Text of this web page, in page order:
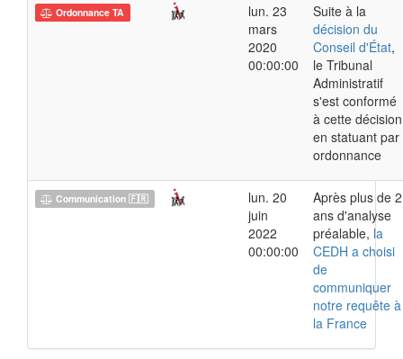
Ordonnance TA
lun. 23
mars
2020
00:00:00
Suite à la
décision du
Conseil d'État,
le Tribunal
Administratif
s'est conformé
à cette décision
en statuant par
ordonnance
Communication 🇫🇷
lun. 20
juin
2022
00:00:00
Après plus de 2
ans d'analyse
préalable, la
CEDH a choisi
de
communiquer
notre requête à
la France